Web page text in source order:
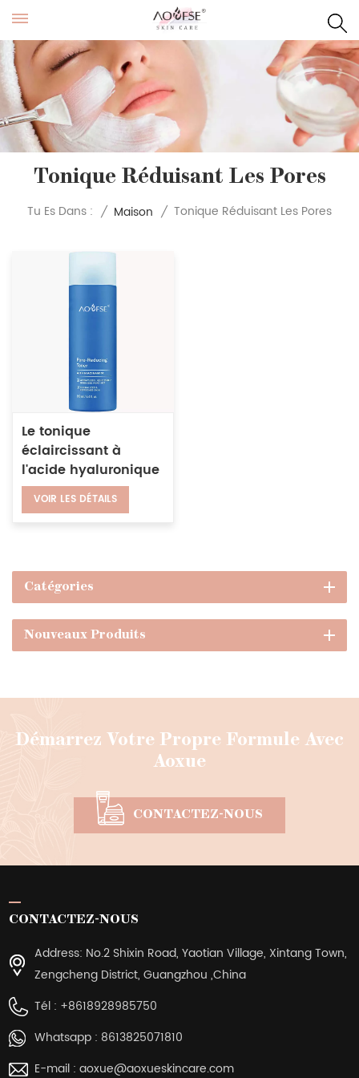
Tonique Réduisant Les Pores
Tu Es Dans : / Maison / Tonique Réduisant Les Pores
Le tonique
éclaircissant à
l'acide hyaluronique
pour les peaux
grasses hydrate et
VOIR LES DÉTAILS
Catégories
Nouveaux Produits
Démarrez Votre Propre Formule Avec
Aoxue
CONTACTEZ-NOUS
CONTACTEZ-NOUS
Address: No.2 Shixin Road, Yaotian Village, Xintang Town,
Zengcheng District, Guangzhou ,China
Tél : +8618928985750
Whatsapp : 8613825071810
E-mail : aoxue@aoxueskincare.com